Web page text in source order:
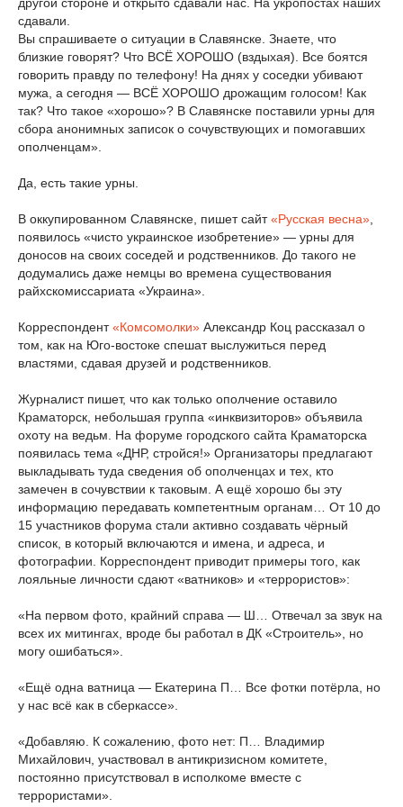
сдавали.
Вы спрашиваете о ситуации в Славянске. Знаете, что
близкие говорят? Что ВСЁ ХОРОШО (вздыхая). Все боятся
говорить правду по телефону! На днях у соседки убивают
мужа, а сегодня — ВСЁ ХОРОШО дрожащим голосом! Как
так? Что такое «хорошо»? В Славянске поставили урны для
сбора анонимных записок о сочувствующих и помогавших
ополченцам».
Да, есть такие урны.
В оккупированном Славянске, пишет сайт«Русская весна»
появилось «чисто украинское изобретение» — урны для
доносов на своих соседей и родственников. До такого не
додумались даже немцы во времена существования
райхскомиссариата «Украина».
Корреспондент«Комсомолки» Александр Коц рассказал о
том, как на Юго-востоке спешат выслужиться перед
властями, сдавая друзей и родственников.
Журналист пишет, что как только ополчение оставило
Краматорск, небольшая группа «инквизиторов» объявила
охоту на ведьм. На форуме городского сайта Краматорска
появилась тема «ДНР, стройся!» Организаторы предлагают
выкладывать туда сведения об ополченцах и тех, кто
замечен в сочувствии к таковым. А ещё хорошо бы эту
информацию передавать компетентным органам… От 10 до
15 участников форума стали активно создавать чёрный
список, в который включаются и имена, и адреса, и
фотографии. Корреспондент приводит примеры того, как
лояльные личности сдают «ватников» и «террористов»:
«На первом фото, крайний справа — Ш… Отвечал за звук на
всех их митингах, вроде бы работал в ДК «Строитель», но
могу ошибаться».
«Ещё одна ватница — Екатерина П… Все фотки потёрла, но
у нас всё как в сберкассе».
«Добавляю. К сожалению, фото нет: П… Владимир
Михайлович, участвовал в антикризисном комитете,
постоянно присутствовал в исполкоме вместе с
террористами».